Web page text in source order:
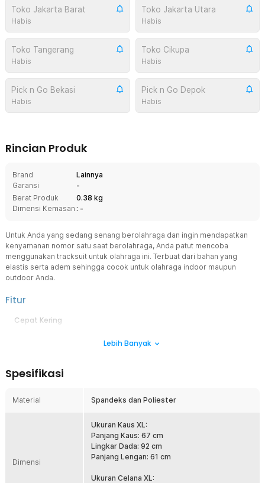
Toko Jakarta Barat
Habis
Toko Jakarta Utara
Habis
Toko Tangerang
Habis
Toko Cikupa
Habis
Pick n Go Bekasi
Habis
Pick n Go Depok
Habis
Rincian Produk
Brand
Lainnya
Garansi
-
Berat Produk
0.38 kg
Dimensi Kemasan : -
Untuk Anda yang sedang senang berolahraga dan ingin mendapatkan
kenyamanan nomor satu saat berolahraga, Anda patut mencoba
menggunakan tracksuit untuk olahraga ini. Terbuat dari bahan yang
elastis serta adem sehingga cocok untuk olahraga indoor maupun
outdoor Anda.
Fitur
Cepat Kering
lebih nyaman digunakan untuk olahraga dalam waktu lama sekali
tracksuit ini.
Kaus dan celana ini cocok untuk digunakan sebagai pakaian
membuat Anda lebih pede saat berolahraga dan juga nyaman saat
Bahan Berkualitas Baik
Terbuat dari bahan spandeks dan poliester berkualitas yang
nyaman saat digunakan dan elastis serta adem membuat Anda
Lebih Banyak
Spesifikasi
Material Spandeks dan Poliester
Dimensi
Ukuran Kaus XL:
Panjang Kaus: 67 cm
Lingkar Dada: 92 cm
Panjang Lengan: 61 cm
Ukuran Celana XL: